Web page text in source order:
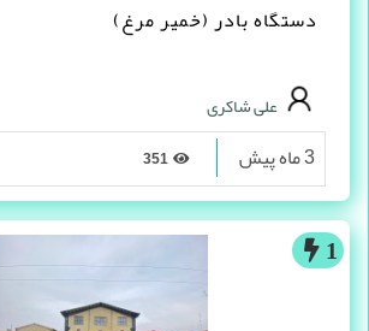
دستگاه بادر (خمیر مرغ)
علی شاکری
3 ماه پیش
1